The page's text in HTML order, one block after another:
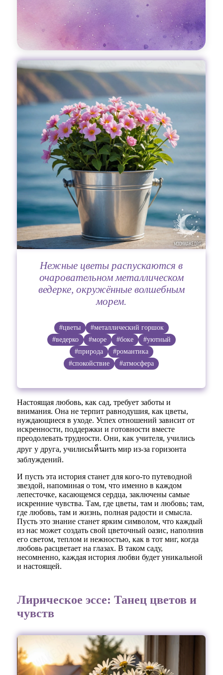
Нежные цветы распускаются в
очаровательном металлическом
ведерке, окружённые волшебным
морем.
#цветы
#металлический горшок
#ведерко
#море #боке
#уютный
#природа
#романтика
#спокойствие
#атмосфера
Настоящая любовь, как сад, требует заботы и
внимания. Она не терпит равнодушия, как цветы,
нуждающиеся в уходе. Успех отношений зависит от
искренности, поддержки и готовности вместе
преодолевать трудности. Они, как учителя, учились
друг у друга, училисьเห็นить мир из-за горизонта
заблуждений.
И пусть эта история станет для кого-то путеводной
звездой, напоминая о том, что именно в каждом
лепесточке, касающемся сердца, заключены самые
искренние чувства. Там, где цветы, там и любовь; там,
где любовь, там и жизнь, полная радости и смысла.
Пусть это знание станет ярким символом, что каждый
из нас может создать свой цветочный оазис, наполнив
его светом, теплом и нежностью, как в тот миг, когда
любовь расцветает на глазах. В таком саду,
несомненно, каждая история любви будет уникальной
и настоящей.
Лирическое эссе: Танец цветов и
чувств